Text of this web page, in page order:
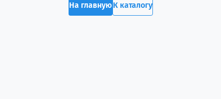
На главнуюК каталогу